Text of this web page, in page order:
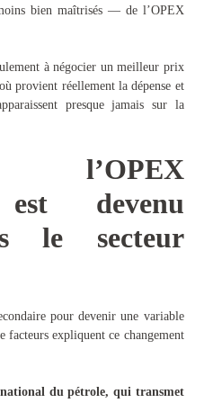
bien maîtrisés — de l’OPEX
à négocier un meilleur prix
provient réellement la dépense et
presque jamais sur la
l’OPEX
est devenu
le secteur
pour devenir une variable
facteurs expliquent ce changement
du pétrole, qui transmet